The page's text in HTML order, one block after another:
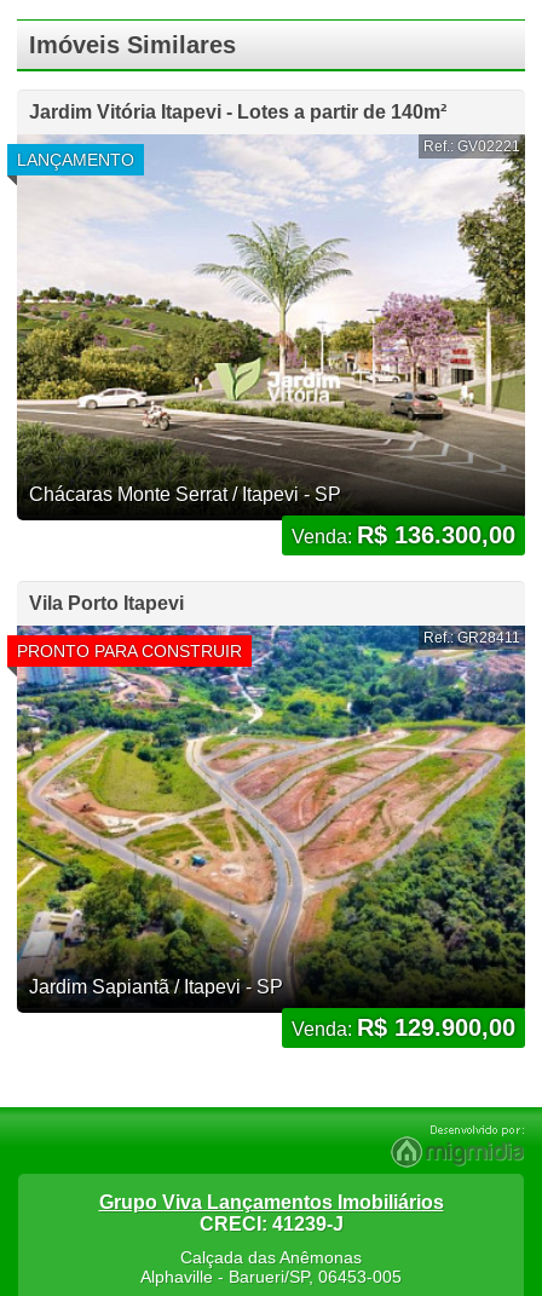
Imóveis Similares
Jardim Vitória Itapevi - Lotes a partir de 140m²
LANÇAMENTO
Ref.: GV02221
Chácaras Monte Serrat / Itapevi - SP
Venda: R$ 136.300,00
Vila Porto Itapevi
PRONTO PARA CONSTRUIR
Ref.: GR28411
Jardim Sapiantã / Itapevi - SP
Venda: R$ 129.900,00
Grupo Viva Lançamentos Imobiliários
CRECI: 41239-J
Calçada das Anêmonas
Alphaville - Barueri/SP, 06453-005